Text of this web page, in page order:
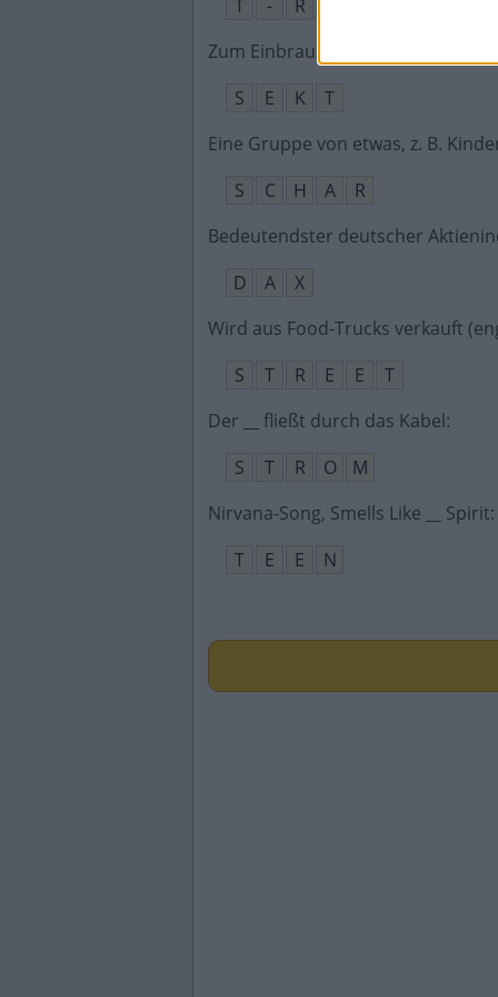
T
- R
Zum Einbrausen auf dem Formel-
S
E K
T
Eine Gruppe von etwas, z. B.
S
C H A
R
Bedeutendster deutscher
D
A
X
Wird aus Food-Trucks verkauft
S
T R E E
T
Der __ fließt durch das Kabel:
S
T R O
M
Nirvana-Song, Smells Like __ Spirit:
T
E E N